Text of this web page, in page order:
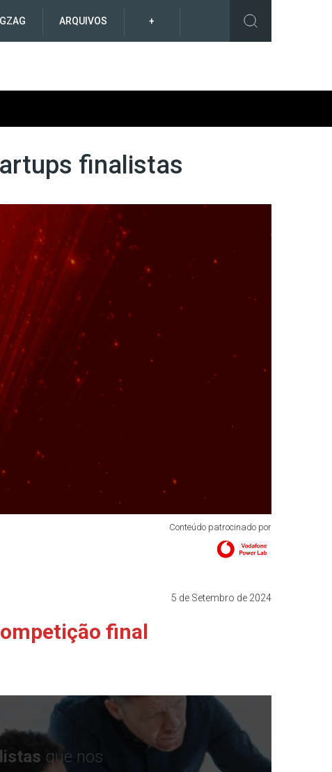
ARQUIVOS +
finalistas
Conteúdo patrocinado por
5 de Setembro de 2024
final
que nos